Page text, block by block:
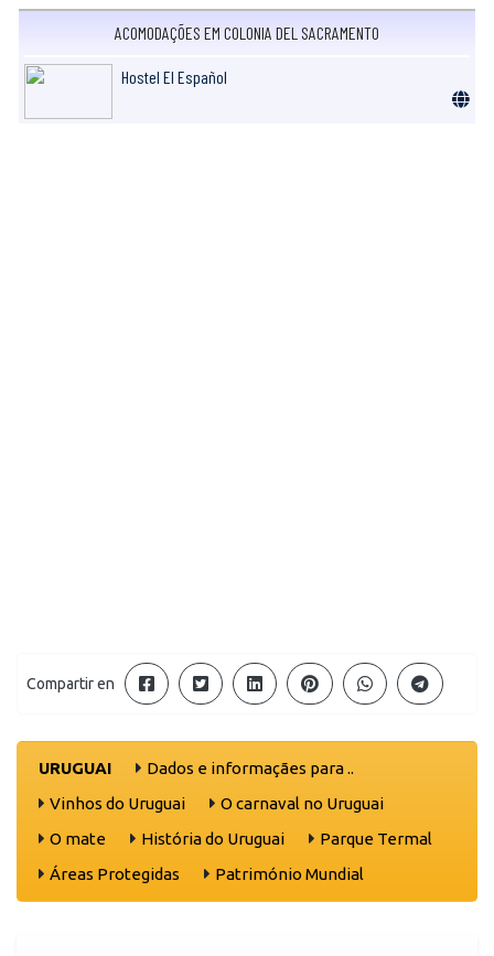
ACOMODAÇÕES EM COLONIA DEL SACRAMENTO
Hostel El Español
Compartir en
URUGUAI
Dados e informaçães para ..
Vinhos do Uruguai
O carnaval no Uruguai
O mate
História do Uruguai
Parque Termal
Áreas Protegidas
Património Mundial